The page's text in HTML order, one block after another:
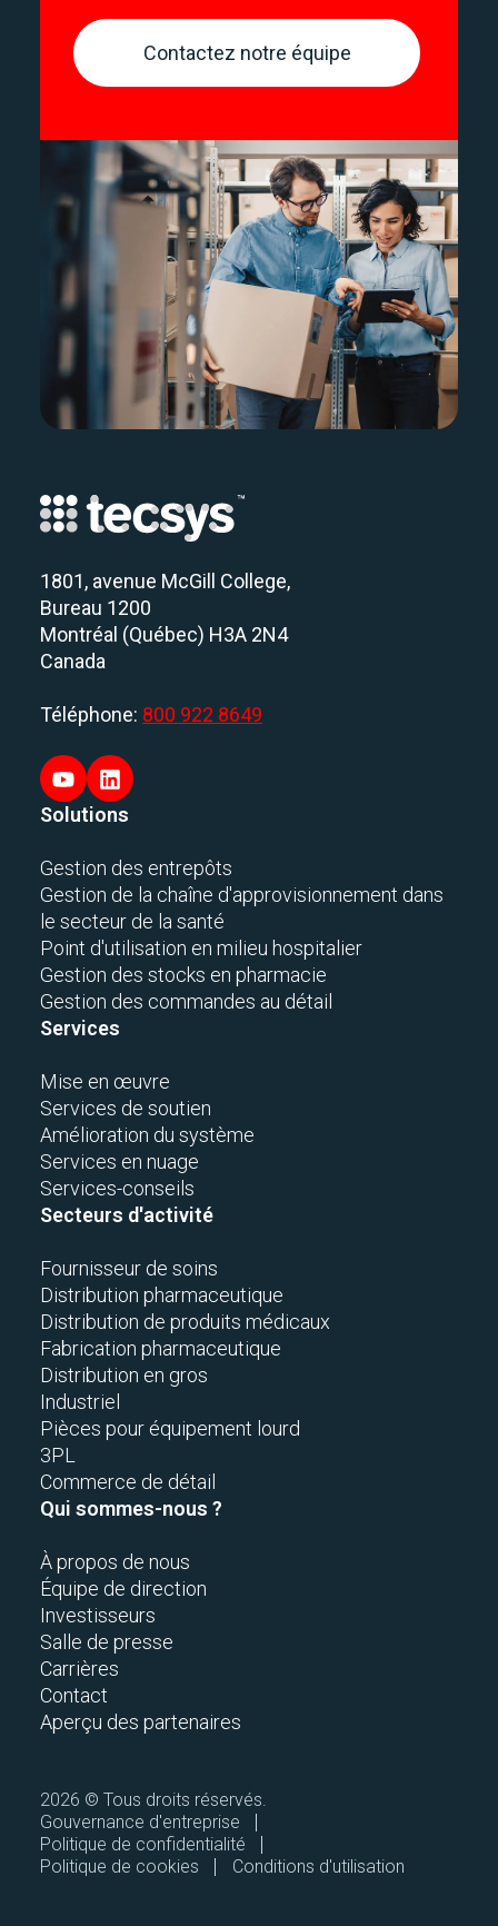
Contactez notre équipe
1801, avenue McGill College,
Bureau 1200
Montréal (Québec) H3A 2N4
Canada
Téléphone: 800 922 8649
Solutions
Gestion des entrepôts
Gestion de la chaîne d'approvisionnement dans
le secteur de la santé
Point d'utilisation en milieu hospitalier
Gestion des stocks en pharmacie
Gestion des commandes au détail
Services
Mise en œuvre
Services de soutien
Amélioration du système
Services en nuage
Services-conseils
Secteurs d'activité
Fournisseur de soins
Distribution pharmaceutique
Distribution de produits médicaux
Fabrication pharmaceutique
Distribution en gros
Industriel
Pièces pour équipement lourd
3PL
Commerce de détail
Qui sommes-nous ?
À propos de nous
Équipe de direction
Investisseurs
Salle de presse
Carrières
Contact
Aperçu des partenaires
2026 © Tous droits réservés.
Gouvernance d'entreprise
Politique de confidentialité
Politique de cookies
Conditions d'utilisation